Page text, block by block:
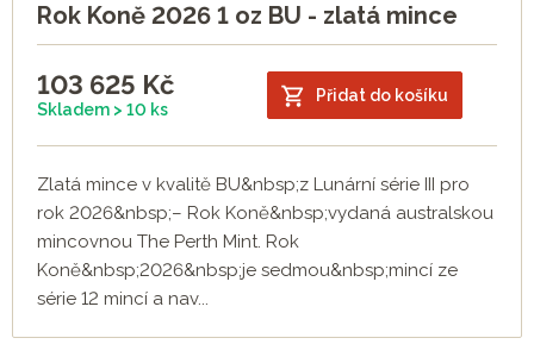
Rok Koně 2026 1 oz BU - zlatá mince
103 625 Kč
Skladem > 10 ks
Přidat do košíku
Zlatá mince v kvalitě BU&nbsp;z Lunární série III pro
rok 2026&nbsp;– Rok Koně&nbsp;vydaná australskou
mincovnou The Perth Mint. Rok
Koně&nbsp;2026&nbsp;je sedmou&nbsp;mincí ze
série 12 mincí a nav...